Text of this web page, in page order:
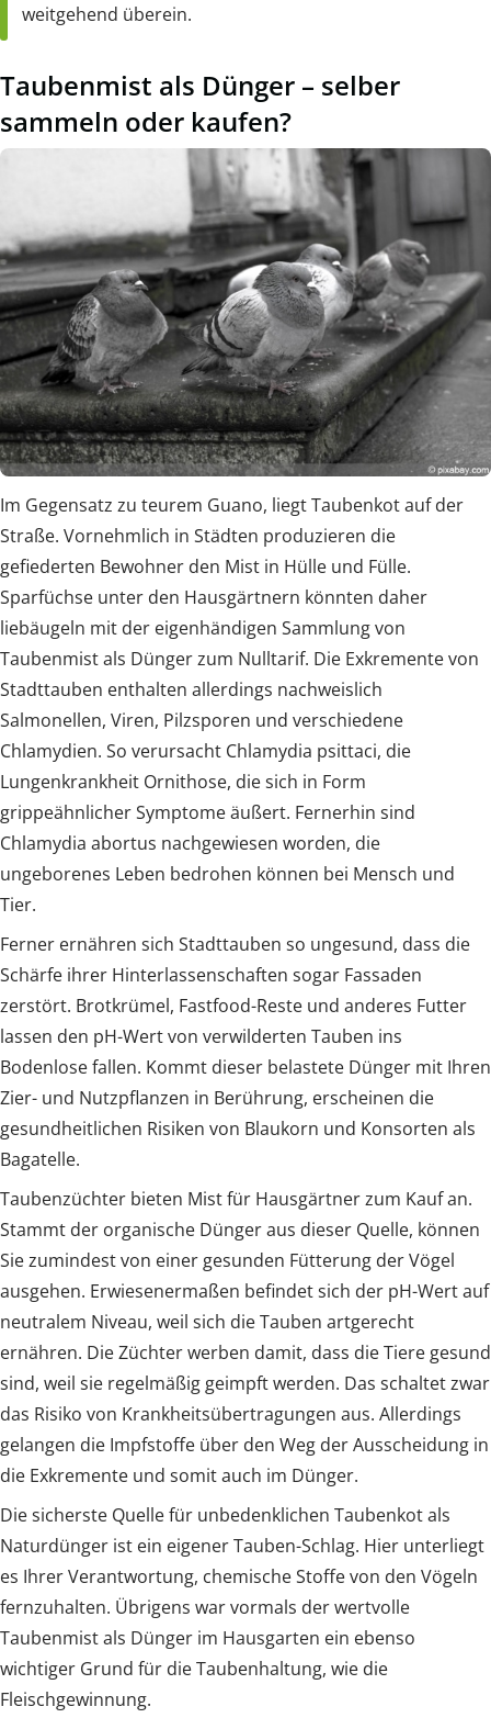
weitgehend überein.
Taubenmist als Dünger – selber
sammeln oder kaufen?
Im Gegensatz zu teurem Guano, liegt Taubenkot auf der
Straße. Vornehmlich in Städten produzieren die
gefiederten Bewohner den Mist in Hülle und Fülle.
Sparfüchse unter den Hausgärtnern könnten daher
liebäugeln mit der eigenhändigen Sammlung von
Taubenmist als Dünger zum Nulltarif. Die Exkremente von
Stadttauben enthalten allerdings nachweislich
Salmonellen, Viren, Pilzsporen und verschiedene
Chlamydien. So verursacht Chlamydia psittaci, die
Lungenkrankheit Ornithose, die sich in Form
grippeähnlicher Symptome äußert. Fernerhin sind
Chlamydia abortus nachgewiesen worden, die
ungeborenes Leben bedrohen können bei Mensch und
Tier.
Ferner ernähren sich Stadttauben so ungesund, dass die
Schärfe ihrer Hinterlassenschaften sogar Fassaden
zerstört. Brotkrümel, Fastfood-Reste und anderes Futter
lassen den pH-Wert von verwilderten Tauben ins
Bodenlose fallen. Kommt dieser belastete Dünger mit Ihren
Zier- und Nutzpflanzen in Berührung, erscheinen die
gesundheitlichen Risiken von Blaukorn und Konsorten als
Bagatelle.
Taubenzüchter bieten Mist für Hausgärtner zum Kauf an.
Stammt der organische Dünger aus dieser Quelle, können
Sie zumindest von einer gesunden Fütterung der Vögel
ausgehen. Erwiesenermaßen befindet sich der pH-Wert auf
neutralem Niveau, weil sich die Tauben artgerecht
ernähren. Die Züchter werben damit, dass die Tiere gesund
sind, weil sie regelmäßig geimpft werden. Das schaltet zwar
das Risiko von Krankheitsübertragungen aus. Allerdings
gelangen die Impfstoffe über den Weg der Ausscheidung in
die Exkremente und somit auch im Dünger.
Die sicherste Quelle für unbedenklichen Taubenkot als
Naturdünger ist ein eigener Tauben-Schlag. Hier unterliegt
es Ihrer Verantwortung, chemische Stoffe von den Vögeln
fernzuhalten. Übrigens war vormals der wertvolle
Taubenmist als Dünger im Hausgarten ein ebenso
wichtiger Grund für die Taubenhaltung, wie die
Fleischgewinnung.